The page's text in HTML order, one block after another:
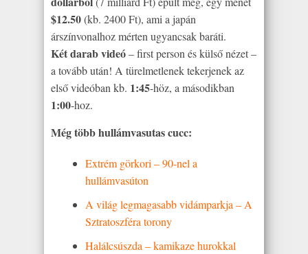
$12.50(kb. 2400 Ft), ami a japán
árszínvonalhoz mérten ugyancsak baráti.
Két darab videó– first person és külső nézet –
a tovább után! A türelmetlenek tekerjenek az
első videóban kb. 1:45-höz, a másodikban
1:00-hoz.
Még több hullámvasutas cucc:
Extrém görkori – 90-nel a
hullámvasúton
A világ legmagasabb vidámparkja – A
Sztratoszféra torony
Halálcsúszda – kamikaze hurokkal